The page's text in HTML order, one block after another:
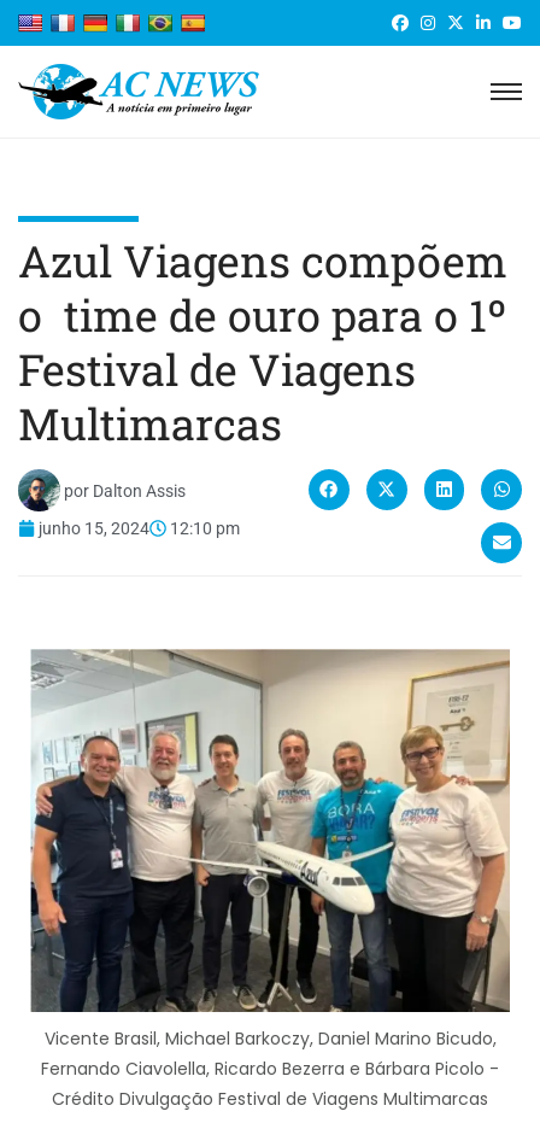
Azul Viagens compõem
o time de ouro para o 1º
Festival de Viagens
Multimarcas
por Dalton Assis
junho 15, 2024
12:10 pm
Vicente Brasil, Michael Barkoczy, Daniel Marino Bicudo,
Fernando Ciavolella, Ricardo Bezerra e Bárbara Picolo -
Crédito Divulgação Festival de Viagens Multimarcas